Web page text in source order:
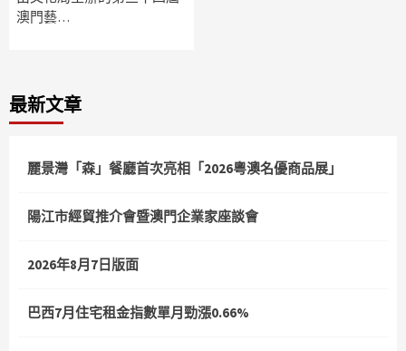
澳門藝…
最新文章
麗景灣「森」餐廳首次亮相「2026粵澳名優商品展」
陽江市經貿推介會暨澳門企業家座談會
2026年8月7日版面
巴西7月住宅租金指數單月勁漲0.66%